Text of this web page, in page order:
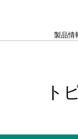
製品情
ト